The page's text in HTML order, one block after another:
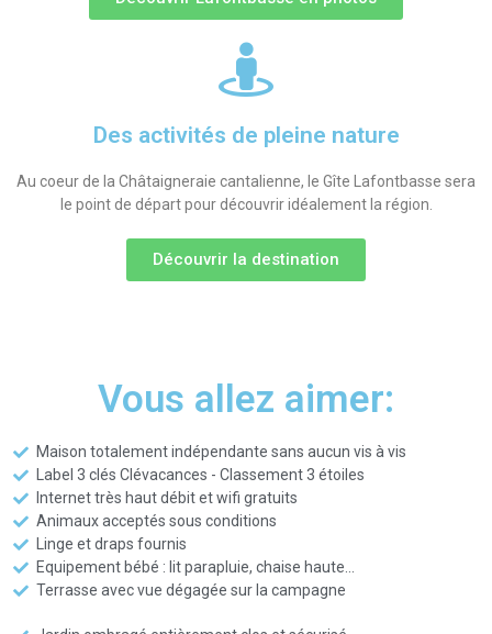
Des activités de pleine nature
Au coeur de la Châtaigneraie cantalienne, le Gîte Lafontbasse sera
le point de départ pour découvrir idéalement la région.
Découvrir la destination
Vous allez aimer:
Maison totalement indépendante sans aucun vis à vis
Label 3 clés Clévacances - Classement 3 étoiles
Internet très haut débit et wifi gratuits
Animaux acceptés sous conditions
Linge et draps fournis
Equipement bébé : lit parapluie, chaise haute...
Terrasse avec vue dégagée sur la campagne